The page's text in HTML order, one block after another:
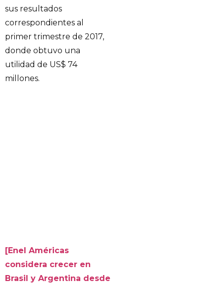
sus resultados
correspondientes al
primer trimestre de 2017,
donde obtuvo una
utilidad de US$ 74
millones.
[Enel Américas
considera crecer en
Brasil y Argentina desde